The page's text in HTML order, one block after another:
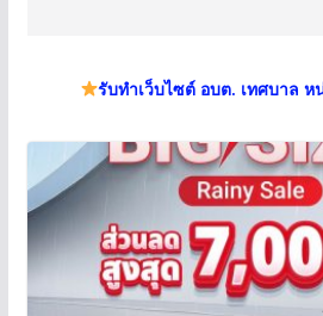
รับทำเว็บไซต์ อบต. เทศบาล ห